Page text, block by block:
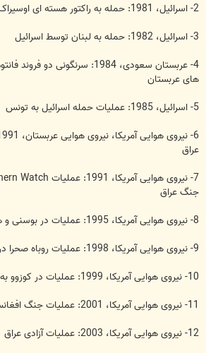
2- اسرائیل، 1981: حمله به راکتور هسته ای اوسیراک عراق
3- اسرائیل، 1982: حمله به لبنان توسط اسرائیل
های عربستان
5- اسرائیل، 1985: عملیات حمله اسرائیل به تونس
عراق
جنگ عراق
8- نیروی هوایی آمریکا، 1995: عملیات در بوسنی و هرزگوین
9- نیروی هوایی آمریکا، 1998: عملیات روباه صحرا در عراق
10- نیروی هوایی آمریکا، 1999: عملیات در کوزوو به وسیله نیروهای متحد
11- نیروی هوایی آمریکا، 2001: عملیات جنگ افغانستان
12- نیروی هوایی آمریکا، 2003: عملیات آزادی عراق